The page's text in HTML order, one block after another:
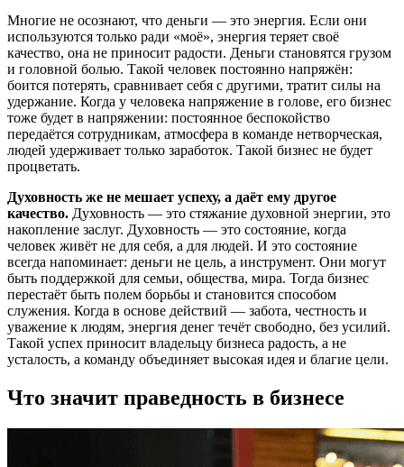
Многие не осознают, что деньги — это энергия. Если они
используются только ради «моё», энергия теряет своё
качество, она не приносит радости. Деньги становятся грузом
и головной болью. Такой человек постоянно напряжён:
боится потерять, сравнивает себя с другими, тратит силы на
удержание. Когда у человека напряжение в голове, его бизнес
тоже будет в напряжении: постоянное беспокойство
передаётся сотрудникам, атмосфера в команде нетворческая,
людей удерживает только заработок. Такой бизнес не будет
процветать.
Духовность же не мешает успеху, а даёт ему другое
качество. Духовность — это стяжание духовной энергии, это
накопление заслуг. Духовность — это состояние, когда
человек живёт не для себя, а для людей. И это состояние
всегда напоминает: деньги не цель, а инструмент. Они могут
быть поддержкой для семьи, общества, мира. Тогда бизнес
перестаёт быть полем борьбы и становится способом
служения. Когда в основе действий — забота, честность и
уважение к людям, энергия денег течёт свободно, без усилий.
Такой успех приносит владельцу бизнеса радость, а не
усталость, а команду объединяет высокая идея и благие цели.
Что значит праведность в бизнесе